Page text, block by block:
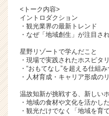
<トーク内容>
イントロダクション
・観光業界の最新トレンド
・なぜ「地域創生」が注目さ
星野リゾートで学んだこと
・現場で実践されたホスピタ
・“おもてなし”を超える仕組み
・人材育成・キャリア形成の
温故知新が挑戦する、新しい
・地域の食材や文化を活かし
・観光だけでなく「地域を育